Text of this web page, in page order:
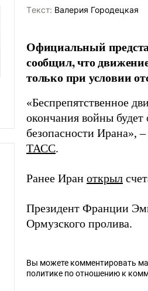
Tекст: Валерия Городецкая
Официальный
сообщил, что
только при условии
«Беспрепятственное
окончания войны будет
безопасности Ирана», –
ТАСС.
Ранее Иран открыл
Президент Франции
Ормузского пролива.
Вы можете комментировать
политике по отношению к